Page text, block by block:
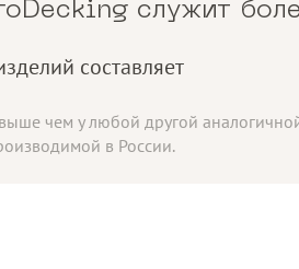
служит
составляет
чем у любой другой
в России.